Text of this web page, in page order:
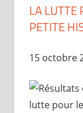
LA LUTTE
PETITE
15 octobre